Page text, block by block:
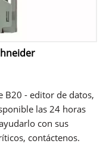
B20 - editor de datos,
las 24 horas
con sus
contáctenos.